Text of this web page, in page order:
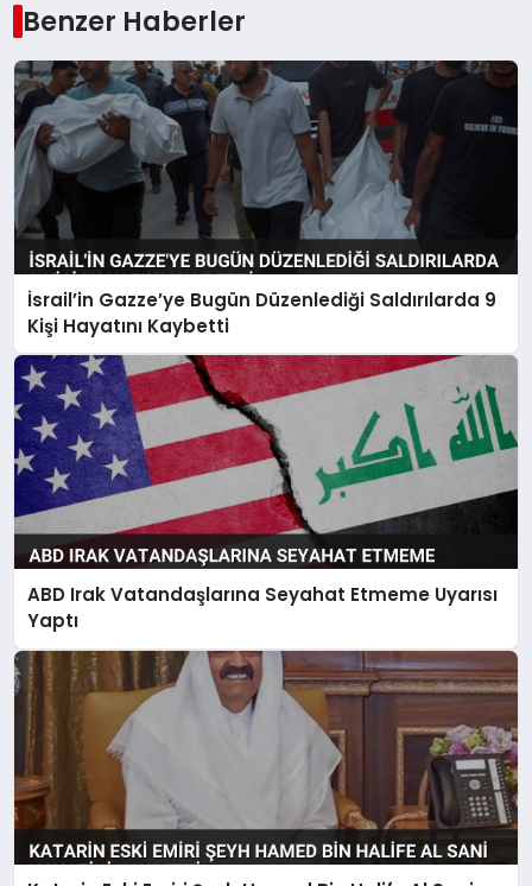
Benzer Haberler
İsrail’in Gazze’ye Bugün Düzenlediği Saldırılarda 9
Kişi Hayatını Kaybetti
ABD Irak Vatandaşlarına Seyahat Etmeme Uyarısı
Yaptı